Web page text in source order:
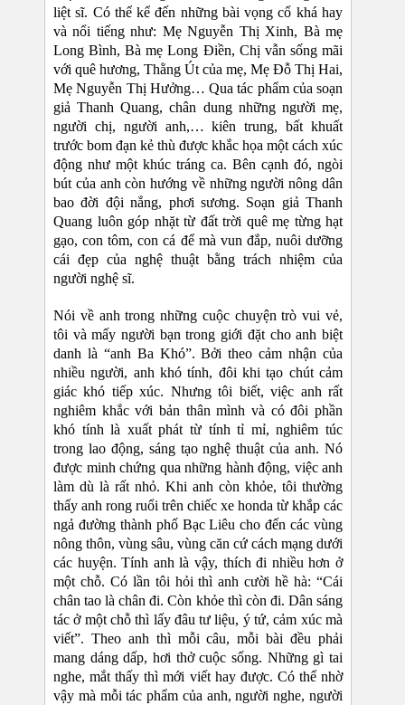
liệt sĩ. Có thể kể đến những bài vọng cổ khá hay
và nổi tiếng như: Mẹ Nguyễn Thị Xinh, Bà mẹ
Long Bình, Bà mẹ Long Điền, Chị vẫn sống mãi
với quê hương, Thằng Út của mẹ, Mẹ Đỗ Thị Hai,
Mẹ Nguyễn Thị Hưởng… Qua tác phẩm của soạn
giả Thanh Quang, chân dung những người mẹ,
người chị, người anh,… kiên trung, bất khuất
trước bom đạn kẻ thù được khắc họa một cách xúc
động như một khúc tráng ca. Bên cạnh đó, ngòi
bút của anh còn hướng về những người nông dân
bao đời đội nắng, phơi sương. Soạn giả Thanh
Quang luôn góp nhặt từ đất trời quê mẹ từng hạt
gạo, con tôm, con cá để mà vun đắp, nuôi dưỡng
cái đẹp của nghệ thuật bằng trách nhiệm của
người nghệ sĩ.
Nói về anh trong những cuộc chuyện trò vui vẻ,
tôi và mấy người bạn trong giới đặt cho anh biệt
danh là “anh Ba Khó”. Bởi theo cảm nhận của
nhiều người, anh khó tính, đôi khi tạo chút cảm
giác khó tiếp xúc. Nhưng tôi biết, việc anh rất
nghiêm khắc với bản thân mình và có đôi phần
khó tính là xuất phát từ tính tỉ mỉ, nghiêm túc
trong lao động, sáng tạo nghệ thuật của anh. Nó
được minh chứng qua những hành động, việc anh
làm dù là rất nhỏ. Khi anh còn khỏe, tôi thường
thấy anh rong ruổi trên chiếc xe honda từ khắp các
ngả đường thành phố Bạc Liêu cho đến các vùng
nông thôn, vùng sâu, vùng căn cứ cách mạng dưới
các huyện. Tính anh là vậy, thích đi nhiều hơn ở
một chỗ. Có lần tôi hỏi thì anh cười hề hà: “Cái
chân tao là chân đi. Còn khỏe thì còn đi. Dân sáng
tác ở một chỗ thì lấy đâu tư liệu, ý tứ, cảm xúc mà
viết”. Theo anh thì mỗi câu, mỗi bài đều phải
mang dáng dấp, hơi thở cuộc sống. Những gì tai
nghe, mắt thấy thì mới viết hay được. Có thể nhờ
vậy mà mỗi tác phẩm của anh, người nghe, người